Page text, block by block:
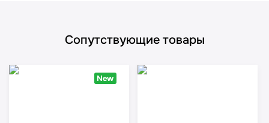
Сопутствующие товары
New